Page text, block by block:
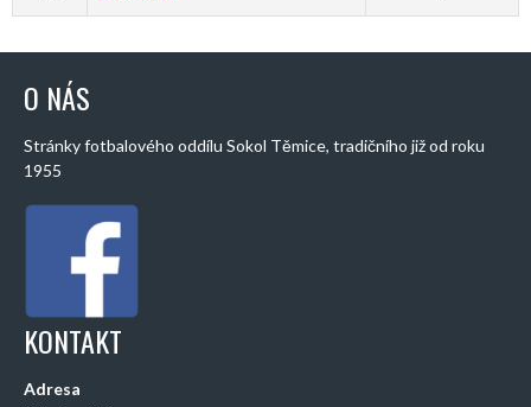
O NÁS
Stránky fotbalového oddílu Sokol Těmice, tradičního již od roku
1955
KONTAKT
Adresa